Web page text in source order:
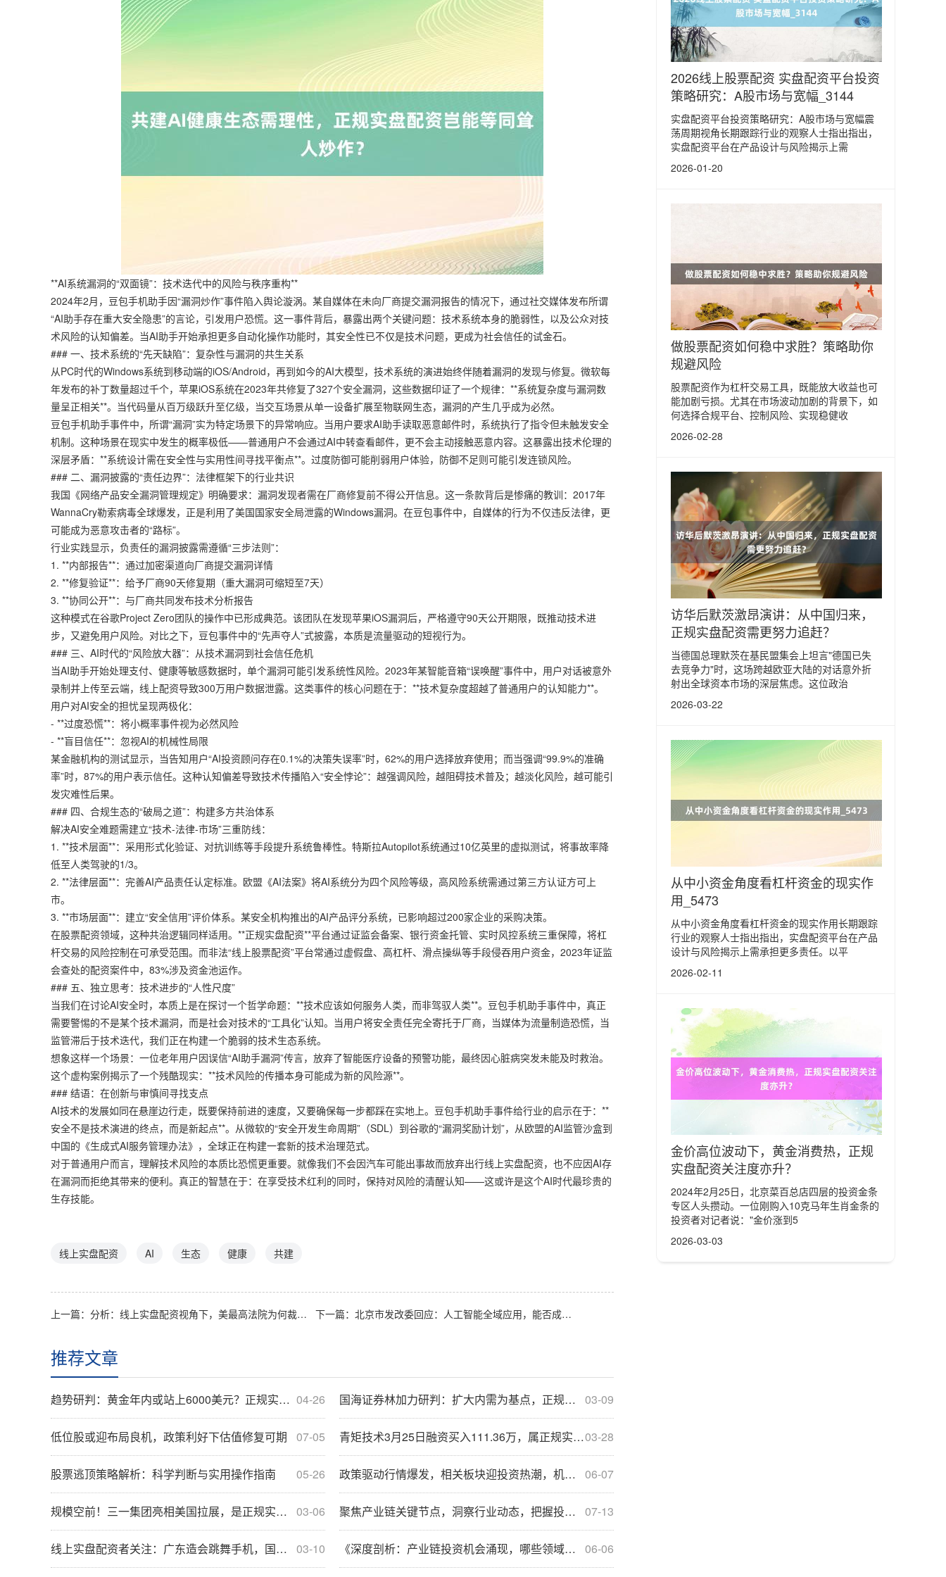
**AI系统漏洞的“双面镜”：技术迭代中的风险与秩序重构**
2024年2月，豆包手机助手因“漏洞炒作”事件陷入舆论漩涡。某自媒体在未向厂商提交漏洞报告的情况下，通过社交媒体发布所谓
“AI助手存在重大安全隐患”的言论，引发用户恐慌。这一事件背后，暴露出两个关键问题：技术系统本身的脆弱性，以及公众对技
术风险的认知偏差。当AI助手开始承担更多自动化操作功能时，其安全性已不仅是技术问题，更成为社会信任的试金石。
### 一、技术系统的“先天缺陷”：复杂性与漏洞的共生关系
从PC时代的Windows系统到移动端的iOS/Android，再到如今的AI大模型，技术系统的演进始终伴随着漏洞的发现与修复。微软每
年发布的补丁数量超过千个，苹果iOS系统在2023年共修复了327个安全漏洞，这些数据印证了一个规律：**系统复杂度与漏洞数
量呈正相关**。当代码量从百万级跃升至亿级，当交互场景从单一设备扩展至物联网生态，漏洞的产生几乎成为必然。
豆包手机助手事件中，所谓“漏洞”实为特定场景下的异常响应。当用户要求AI助手读取恶意邮件时，系统执行了指令但未触发安全
机制。这种场景在现实中发生的概率极低——普通用户不会通过AI中转查看邮件，更不会主动接触恶意内容。这暴露出技术伦理的
深层矛盾：**系统设计需在安全性与实用性间寻找平衡点**。过度防御可能削弱用户体验，防御不足则可能引发连锁风险。
### 二、漏洞披露的“责任边界”：法律框架下的行业共识
我国《网络产品安全漏洞管理规定》明确要求：漏洞发现者需在厂商修复前不得公开信息。这一条款背后是惨痛的教训：2017年
WannaCry勒索病毒全球爆发，正是利用了美国国家安全局泄露的Windows漏洞。在豆包事件中，自媒体的行为不仅违反法律，更
可能成为恶意攻击者的“路标”。
行业实践显示，负责任的漏洞披露需遵循“三步法则”：
1. **内部报告**：通过加密渠道向厂商提交漏洞详情
2. **修复验证**：给予厂商90天修复期（重大漏洞可缩短至7天）
3. **协同公开**：与厂商共同发布技术分析报告
这种模式在谷歌Project Zero团队的操作中已形成典范。该团队在发现苹果iOS漏洞后，严格遵守90天公开期限，既推动技术进
步，又避免用户风险。对比之下，豆包事件中的“先声夺人”式披露，本质是流量驱动的短视行为。
### 三、AI时代的“风险放大器”：从技术漏洞到社会信任危机
当AI助手开始处理支付、健康等敏感数据时，单个漏洞可能引发系统性风险。2023年某智能音箱“误唤醒”事件中，用户对话被意外
录制并上传至云端， 线上配资导致300万用户数据泄露。这类事件的核心问题在于：**技术复杂度超越了普通用户的认知能力**。
用户对AI安全的担忧呈现两极化：
- **过度恐慌**：将小概率事件视为必然风险
- **盲目信任**：忽视AI的机械性局限
某金融机构的测试显示，当告知用户“AI投资顾问存在0.1%的决策失误率”时，62%的用户选择放弃使用；而当强调“99.9%的准确
率”时，87%的用户表示信任。这种认知偏差导致技术传播陷入“安全悖论”：越强调风险，越阻碍技术普及；越淡化风险，越可能引
发灾难性后果。
### 四、合规生态的“破局之道”：构建多方共治体系
解决AI安全难题需建立“技术-法律-市场”三重防线：
1. **技术层面**：采用形式化验证、对抗训练等手段提升系统鲁棒性。特斯拉Autopilot系统通过10亿英里的虚拟测试，将事故率降
低至人类驾驶的1/3。
2. **法律层面**：完善AI产品责任认定标准。欧盟《AI法案》将AI系统分为四个风险等级，高风险系统需通过第三方认证方可上
市。
3. **市场层面**：建立“安全信用”评价体系。某安全机构推出的AI产品评分系统，已影响超过200家企业的采购决策。
在股票配资领域，这种共治逻辑同样适用。**正规实盘配资**平台通过证监会备案、银行资金托管、实时风控系统三重保障，将杠
杆交易的风险控制在可承受范围。而非法“线上股票配资”平台常通过虚假盘、高杠杆、滑点操纵等手段侵吞用户资金，2023年证监
会查处的配资案件中，83%涉及资金池运作。
### 五、独立思考：技术进步的“人性尺度”
当我们在讨论AI安全时，本质上是在探讨一个哲学命题：**技术应该如何服务人类，而非驾驭人类**。豆包手机助手事件中，真正
需要警惕的不是某个技术漏洞，而是社会对技术的“工具化”认知。当用户将安全责任完全寄托于厂商，当媒体为流量制造恐慌，当
监管滞后于技术迭代，我们正在构建一个脆弱的技术生态系统。
想象这样一个场景：一位老年用户因误信“AI助手漏洞”传言，放弃了智能医疗设备的预警功能，最终因心脏病突发未能及时救治。
这个虚构案例揭示了一个残酷现实：**技术风险的传播本身可能成为新的风险源**。
### 结语：在创新与审慎间寻找支点
AI技术的发展如同在悬崖边行走，既要保持前进的速度，又要确保每一步都踩在实地上。豆包手机助手事件给行业的启示在于：**
安全不是技术演进的终点，而是新起点**。从微软的“安全开发生命周期”（SDL）到谷歌的“漏洞奖励计划”，从欧盟的AI监管沙盒到
中国的《生成式AI服务管理办法》，全球正在构建一套新的技术治理范式。
对于普通用户而言，理解技术风险的本质比恐慌更重要。就像我们不会因汽车可能出事故而放弃出行线上实盘配资，也不应因AI存
在漏洞而拒绝其带来的便利。真正的智慧在于：在享受技术红利的同时，保持对风险的清醒认知——这或许是这个AI时代最珍贵的
生存技能。
线上实盘配资 AI 生态 健康 共建
上一篇： 分析：线上实盘配资视角下，美最高法院为何裁定特朗普关税违法？ 下一篇： 北京市发改委回应：人工智能全域应用，能否成正规实盘配资新引擎？
推荐文章
04-26
趋势研判：黄金年内或站上6000美元？正规实盘配资视角分析 03-09
国海证券林加力研判：扩大内需为基点，正规实盘配资如何助力？
07-05
低位股或迎布局良机，政策利好下估值修复可期 03-28
青矩技术3月25日融资买入111.36万，属正规实盘配资吗？
05-26
股票逃顶策略解析：科学判断与实用操作指南 06-07
政策驱动行情爆发，相关板块迎投资热潮，机遇来了？
03-06
规模空前！三一集团亮相美国拉展，是正规实盘配资新风向？ 07-13
聚焦产业链关键节点，洞察行业动态，把握投资新机遇！
03-10
线上实盘配资者关注：广东造会跳舞手机，国内首展有何深意？ 06-06
《深度剖析：产业链投资机会涌现，哪些领域将成新财富增长点？》
2026线上股票配资 实盘配资平台投资
策略研究：A股市场与宽幅_3144
实盘配资平台投资策略研究：A股市场与宽幅震
荡周期视角长期跟踪行业的观察人士指出指出，
实盘配资平台在产品设计与风险揭示上需
2026-01-20
做股票配资如何稳中求胜？策略助你
规避风险
股票配资作为杠杆交易工具，既能放大收益也可
能加剧亏损。尤其在市场波动加剧的背景下，如
何选择合规平台、控制风险、实现稳健收
2026-02-28
访华后默茨激昂演讲：从中国归来，
正规实盘配资需更努力追赶？
当德国总理默茨在基民盟集会上坦言"德国已失
去竞争力"时，这场跨越欧亚大陆的对话意外折
射出全球资本市场的深层焦虑。这位政治
2026-03-22
从中小资金角度看杠杆资金的现实作
用_5473
从中小资金角度看杠杆资金的现实作用长期跟踪
行业的观察人士指出指出，实盘配资平台在产品
设计与风险揭示上需承担更多责任。以平
2026-02-11
金价高位波动下，黄金消费热，正规
实盘配资关注度亦升？
2024年2月25日，北京菜百总店四层的投资金条
专区人头攒动。一位刚购入10克马年生肖金条的
投资者对记者说："金价涨到5
2026-03-03